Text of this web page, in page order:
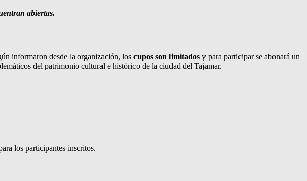
abiertas.
informaron desde la organización, los cupos son limitados y para participar se abonará un
del patrimonio cultural e histórico de la ciudad del Tajamar.
los participantes inscritos.